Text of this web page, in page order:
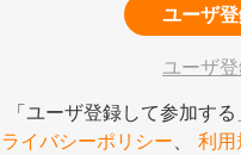
ユーザ
ユーザ
「ユーザ登録して参加す
ライバシーポリシー
利用